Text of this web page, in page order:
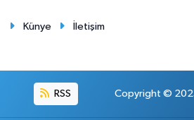
Künye İletişim
RSS Copyright ©